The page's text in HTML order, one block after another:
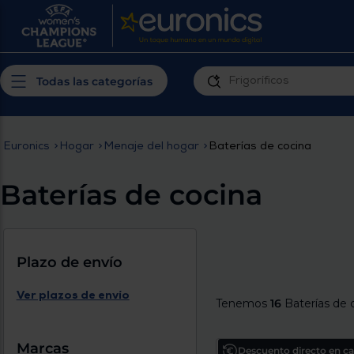
Personaliza tu
ti y con mejor plazo de entrega
Todas las categorías
Euronics > Hogar > Menaje del hogar > Baterías de cocina
Baterías de cocina
Plazo de envío
Ver plazos de envío
Marcas
Tenemos 16 Baterías de
Descuento directo en